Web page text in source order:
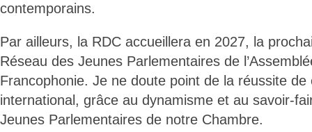
contemporains.
Par ailleurs, la RDC accueillera en 2027, la
Réseau des Jeunes Parlementaires de
Francophonie. Je ne doute point de la réussite de
international, grâce au dynamisme et au savoir-
Jeunes Parlementaires de notre Chambre.